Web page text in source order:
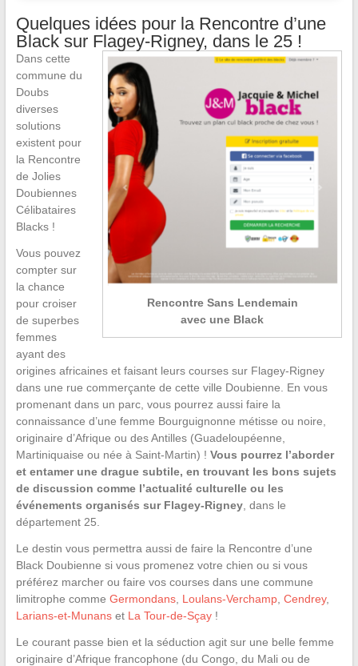
Quelques idées pour la Rencontre d’une
Black sur Flagey-Rigney, dans le 25 !
Rencontre Sans Lendemain
avec une Black
Dans cette
commune du
Doubs
diverses
solutions
existent pour
la Rencontre
de Jolies
Doubiennes
Célibataires
Blacks !
Vous pouvez
compter sur
la chance
pour croiser
de superbes
femmes
ayant des
origines africaines et faisant leurs courses sur Flagey-Rigney
dans une rue commerçante de cette ville Doubienne. En vous
promenant dans un parc, vous pourrez aussi faire la
connaissance d’une femme Bourguignonne métisse ou noire,
originaire d’Afrique ou des Antilles (Guadeloupéenne,
Martiniquaise ou née à Saint-Martin) ! Vous pourrez l’aborder
et entamer une drague subtile, en trouvant les bons sujets
de discussion comme l’actualité culturelle ou les
événements organisés sur Flagey-Rigney, dans le
département 25.
Le destin vous permettra aussi de faire la Rencontre d’une
Black Doubienne si vous promenez votre chien ou si vous
préférez marcher ou faire vos courses dans une commune
limitrophe comme Germondans, Loulans-Verchamp, Cendrey,
Larians-et-Munanset La Tour-de-Sçay!
Le courant passe bien et la séduction agit sur une belle femme
originaire d’Afrique francophone (du Congo, du Mali ou de